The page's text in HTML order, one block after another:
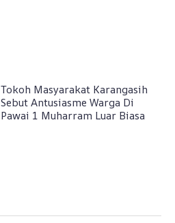
Tokoh Masyarakat Karangasih
Sebut Antusiasme Warga Di
Pawai 1 Muharram Luar Biasa